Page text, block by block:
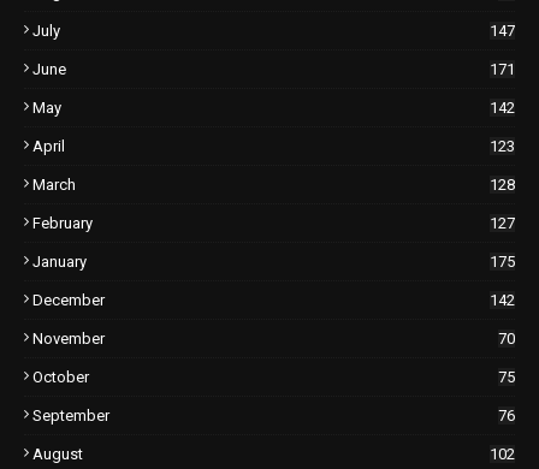
July 147
June 171
May 142
April 123
March 128
February 127
January 175
December 142
November 70
October 75
September 76
August 102